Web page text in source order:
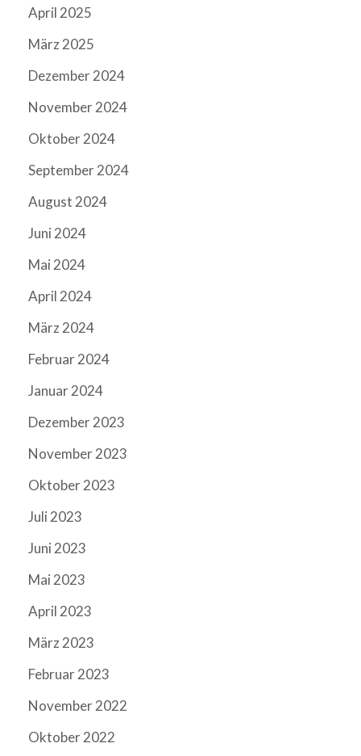
April 2025
März 2025
Dezember 2024
November 2024
Oktober 2024
September 2024
August 2024
Juni 2024
Mai 2024
April 2024
März 2024
Februar 2024
Januar 2024
Dezember 2023
November 2023
Oktober 2023
Juli 2023
Juni 2023
Mai 2023
April 2023
März 2023
Februar 2023
November 2022
Oktober 2022